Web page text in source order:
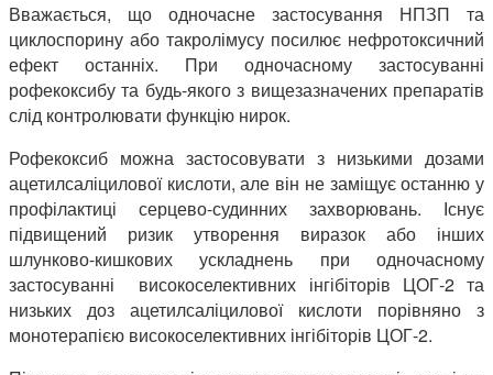
Вважається, що одночасне застосування НПЗП та
циклоспорину або такролімусу посилює нефротоксичний
ефект останніх. При одночасному застосуванні
рофекоксибу та будь-якого з вищезазначених препаратів
слід контролювати функцію нирок.
Рофекоксиб можна застосовувати з низькими дозами
ацетилсаліцилової кислоти, але він не заміщує останню у
профілактиці серцево-судинних захворювань. Існує
підвищений ризик утворення виразок або інших
шлунково-кишкових ускладнень при одночасному
застосуванні високоселективних інгібіторів ЦОГ-2 та
низьких доз ацетилсаліцилової кислоти порівняно з
монотерапією високоселективних інгібіторів ЦОГ-2.